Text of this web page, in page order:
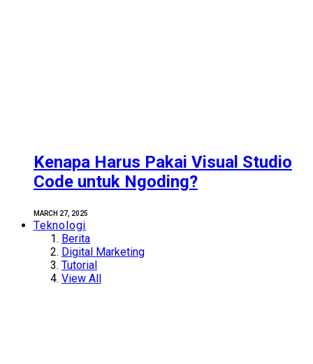
Kenapa Harus Pakai Visual Studio
Code untuk Ngoding?
MARCH 27, 2025
Teknologi
Berita
Digital Marketing
Tutorial
View All